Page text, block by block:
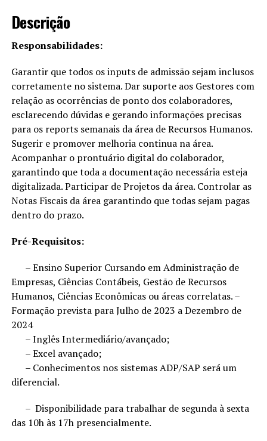
Descrição
Responsabilidades:
Garantir que todos os inputs de admissão sejam inclusos
corretamente no sistema. Dar suporte aos Gestores com
relação as ocorrências de ponto dos colaboradores,
esclarecendo dúvidas e gerando informações precisas
para os reports semanais da área de Recursos Humanos.
Sugerir e promover melhoria continua na área.
Acompanhar o prontuário digital do colaborador,
garantindo que toda a documentação necessária esteja
digitalizada. Participar de Projetos da área. Controlar as
Notas Fiscais da área garantindo que todas sejam pagas
dentro do prazo.
Pré-Requisitos:
– Ensino Superior Cursando em Administração de
Empresas, Ciências Contábeis, Gestão de Recursos
Humanos, Ciências Econômicas ou áreas correlatas. –
Formação prevista para Julho de 2023 a Dezembro de
2024
– Inglês Intermediário/avançado;
– Excel avançado;
– Conhecimentos nos sistemas ADP/SAP será um
diferencial.
– Disponibilidade para trabalhar de segunda à sexta
das 10h às 17h presencialmente.